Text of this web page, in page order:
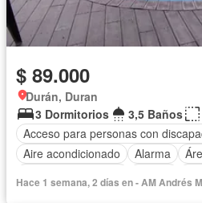
$ 89.000
Durán, Duran
3 Dormitorios
3,5 Baños
Acceso para personas con
Aire acondicionado
Alarma
Hace 1 semana, 2 días en - AM Andrés